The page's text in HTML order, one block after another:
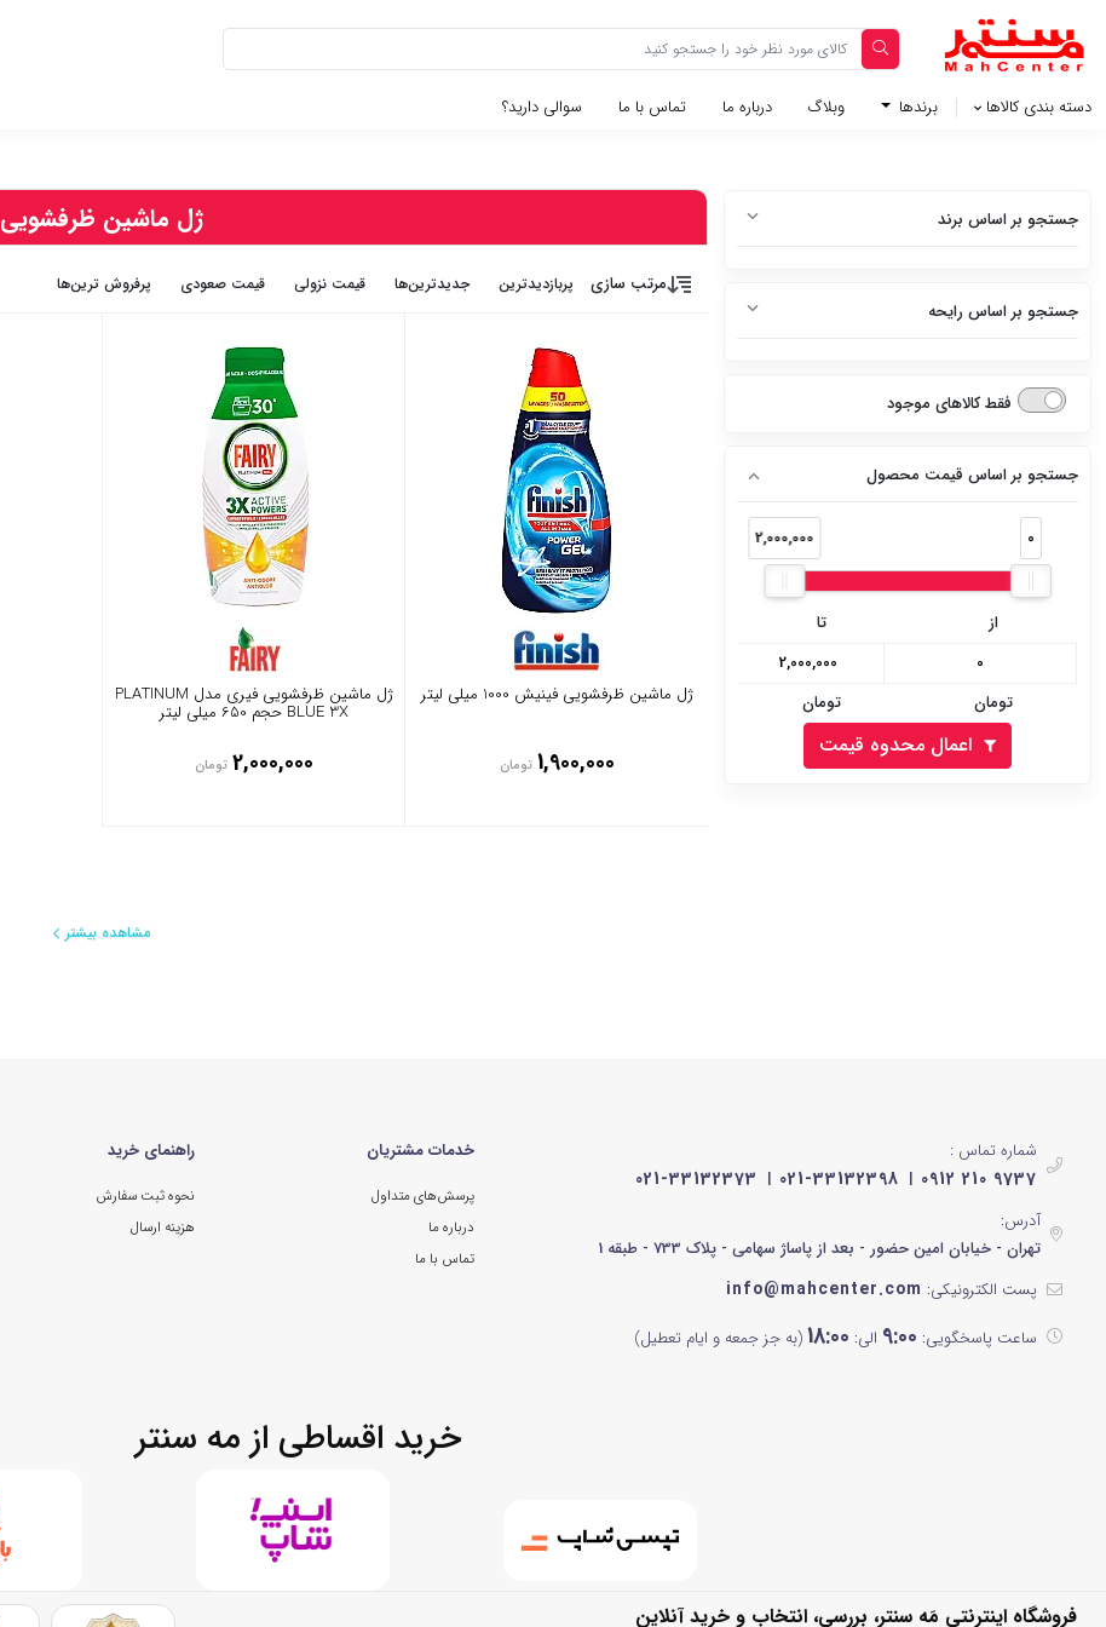
دسته بندی کالاها برندها وبلاگ‌ درباره ما تماس با ما سوالی دارید؟
جستجو بر اساس برند
فیری
کلارو
جستجو بر اساس رایحه
لیمو
نسیم دریا
فقط کالاهای موجود
جستجو بر اساس قیمت محصول
0
2,000,000
از
تومان
تا
تومان
اعمال محدوه قیمت
ژل ماشین ظرفشویی
مرتب سازی پربازديدترين جديدترين‌ها قيمت نزولی قيمت صعودی پرفروش ترین‌ها
ژل ماشین ظرفشویی فینیش 1000 میلی لیتر
1,900,000 تومان
ژل ماشین ظرفشویی فیری مدل PLATINUM
BLUE 3X حجم 650 میلی لیتر
2,000,000 تومان
مشاهده بیشتر
شماره تماس :
0912 210 9737
021-33132398
021-33132373
آدرس:
تهران - خیابان امین حضور - بعد از پاساژ سهامی - پلاک 733 - طبقه 1
پست الکترونیکی: info@mahcenter.com
ساعت پاسخگویی: 9:00 الی: 18:00(به جز جمعه و ایام تعطیل)
خدمات مشتریان
پرسش‌های متداول
درباره ما
تماس با ما
راهنمای خرید
نحوه ثبت سفارش
هزینه ارسال
خرید اقساطی از مه سنتر
فروشگاه اینترنتی مَه سنتر، بررسی، انتخاب و خرید آنلاین